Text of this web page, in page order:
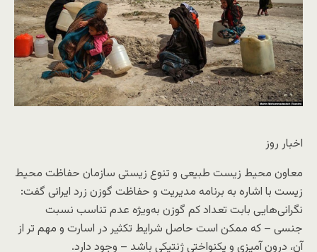
اخبار روز
معاون محیط زیست طبیعی و تنوع زیستی سازمان حفاظت محیط
زیست با اشاره به برنامه مدیریت و حفاظت گوزن زرد ایرانی گفت:
نگرانی‌هایی بابت تعداد کم گوزن به‌ویژه عدم تناسب نسبت
جنسی – که ممکن است حاصل شرایط تکثیر در اسارت و مهم تر از
آن، درون آمیزی و یکنواختی ژنتیکی باشد – وجود دارد.